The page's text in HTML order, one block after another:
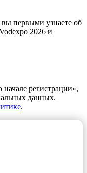
вы первыми узнаете об
2026 и
регистрации»,
данных.
.